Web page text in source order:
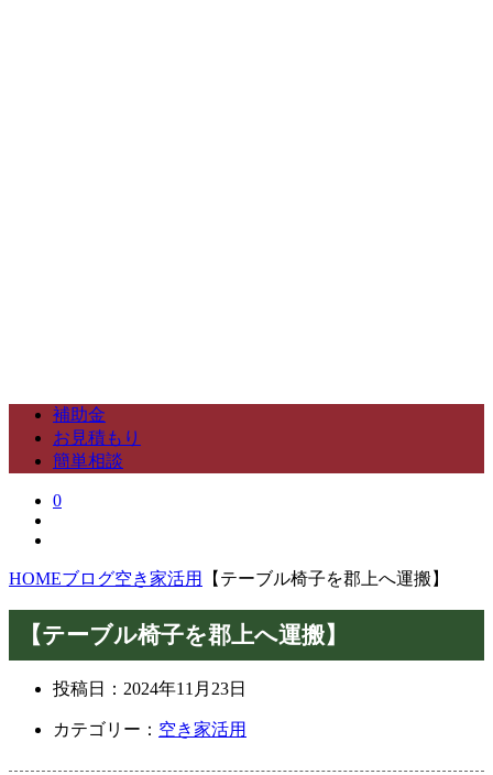
補助金
お見積もり
簡単相談
0
HOMEブログ空き家活用 【テーブル椅子を郡上へ運搬】
【テーブル椅子を郡上へ運搬】
投稿日： 2024年11月23日
カテゴリー： 空き家活用